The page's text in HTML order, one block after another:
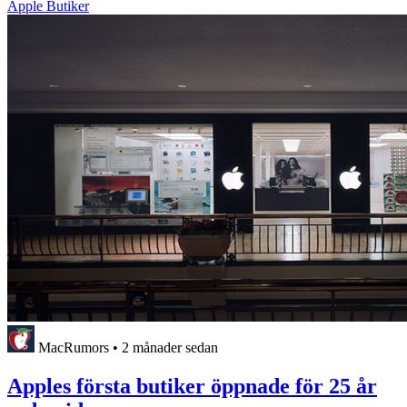
Apple Butiker
MacRumors • 2 månader sedan
Apples första butiker öppnade för 25 år